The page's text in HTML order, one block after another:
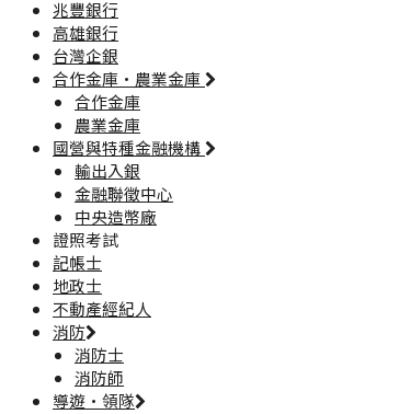
兆豐銀行
高雄銀行
台灣企銀
合作金庫·農業金庫
合作金庫
農業金庫
國營與特種金融機構
輸出入銀
金融聯徵中心
中央造幣廠
證照考試
記帳士
地政士
不動產經紀人
消防
消防士
消防師
導遊·領隊